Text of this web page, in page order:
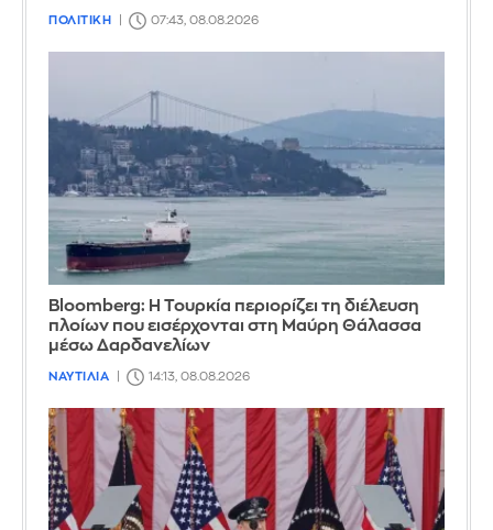
ΠΟΛΙΤΙΚΗ 07:43, 08.08.2026
Bloomberg: Η Τουρκία περιορίζει τη διέλευση
πλοίων που εισέρχονται στη Μαύρη Θάλασσα
μέσω Δαρδανελίων
ΝΑΥΤΙΛΙΑ 14:13, 08.08.2026